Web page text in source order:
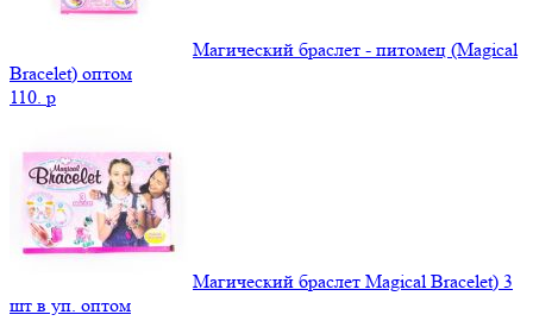
Магический браслет - питомец (Magical
Bracelet) оптом
110. p
Магический браслет Magical Bracelet) 3
шт в уп. оптом